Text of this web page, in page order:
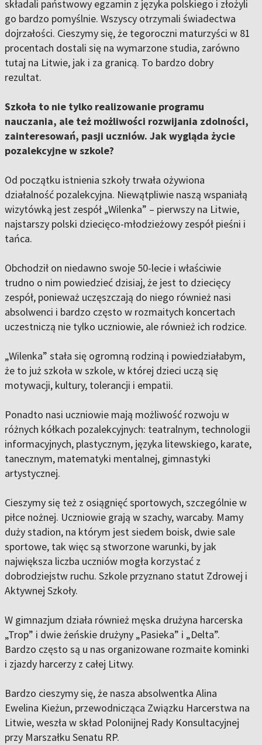
składali państwowy egzamin z języka polskiego i złożyli
go bardzo pomyślnie. Wszyscy otrzymali świadectwa
dojrzałości. Cieszymy się, że tegoroczni maturzyści w 81
procentach dostali się na wymarzone studia, zarówno
tutaj na Litwie, jak i za granicą. To bardzo dobry
rezultat.
Szkoła to nie tylko realizowanie programu
nauczania, ale też możliwości rozwijania zdolności,
zainteresowań, pasji uczniów. Jak wygląda życie
pozalekcyjne w szkole?
Od początku istnienia szkoły trwała ożywiona
działalność pozalekcyjna. Niewątpliwie naszą wspaniałą
wizytówką jest zespół „Wilenka” – pierwszy na Litwie,
najstarszy polski dziecięco-młodzieżowy zespół pieśni i
tańca.
Obchodził on niedawno swoje 50-lecie i właściwie
trudno o nim powiedzieć dzisiaj, że jest to dziecięcy
zespół, ponieważ uczęszczają do niego również nasi
absolwenci i bardzo często w rozmaitych koncertach
uczestniczą nie tylko uczniowie, ale również ich rodzice.
„Wilenka” stała się ogromną rodziną i powiedziałabym,
że to już szkoła w szkole, w której dzieci uczą się
motywacji, kultury, tolerancji i empatii.
Ponadto nasi uczniowie mają możliwość rozwoju w
różnych kółkach pozalekcyjnych: teatralnym, technologii
informacyjnych, plastycznym, języka litewskiego, karate,
tanecznym, matematyki mentalnej, gimnastyki
artystycznej.
Cieszymy się też z osiągnięć sportowych, szczególnie w
piłce nożnej. Uczniowie grają w szachy, warcaby. Mamy
duży stadion, na którym jest siedem boisk, dwie sale
sportowe, tak więc są stworzone warunki, by jak
największa liczba uczniów mogła korzystać z
dobrodziejstw ruchu. Szkole przyznano statut Zdrowej i
Aktywnej Szkoły.
W gimnazjum działa również męska drużyna harcerska
„Trop” i dwie żeńskie drużyny „Pasieka” i „Delta”.
Bardzo często są u nas organizowane rozmaite kominki
i zjazdy harcerzy z całej Litwy.
Bardzo cieszymy się, że nasza absolwentka Alina
Ewelina Kieżun, przewodnicząca Związku Harcerstwa na
Litwie, weszła w skład Polonijnej Rady Konsultacyjnej
przy Marszałku Senatu RP.